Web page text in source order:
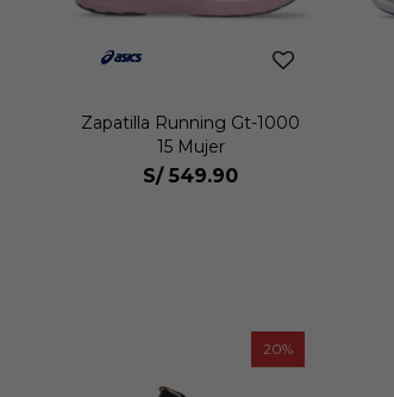
Zapatilla Running Gt-1000
15 Mujer
S/ 549.90
20